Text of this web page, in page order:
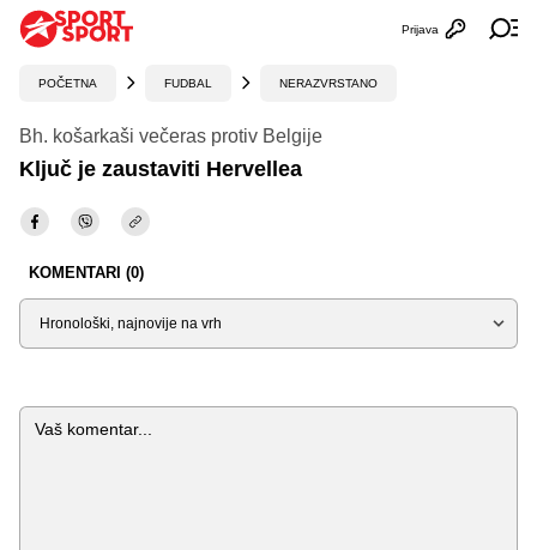
Otvori
Prijava
POČETNA FUDBAL NERAZVRSTANO
Bh. košarkaši večeras protiv Belgije
Ključ je zaustaviti Hervellea
KOMENTARI (0)
Sortiraj
Komentar